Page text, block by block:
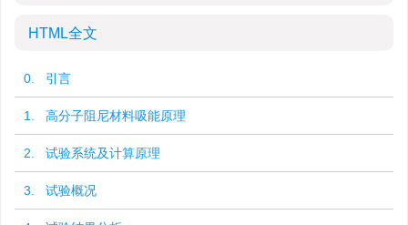
HTML全文
0. 引言
1. 高分子阻尼材料吸能原理
2. 试验系统及计算原理
3. 试验概况